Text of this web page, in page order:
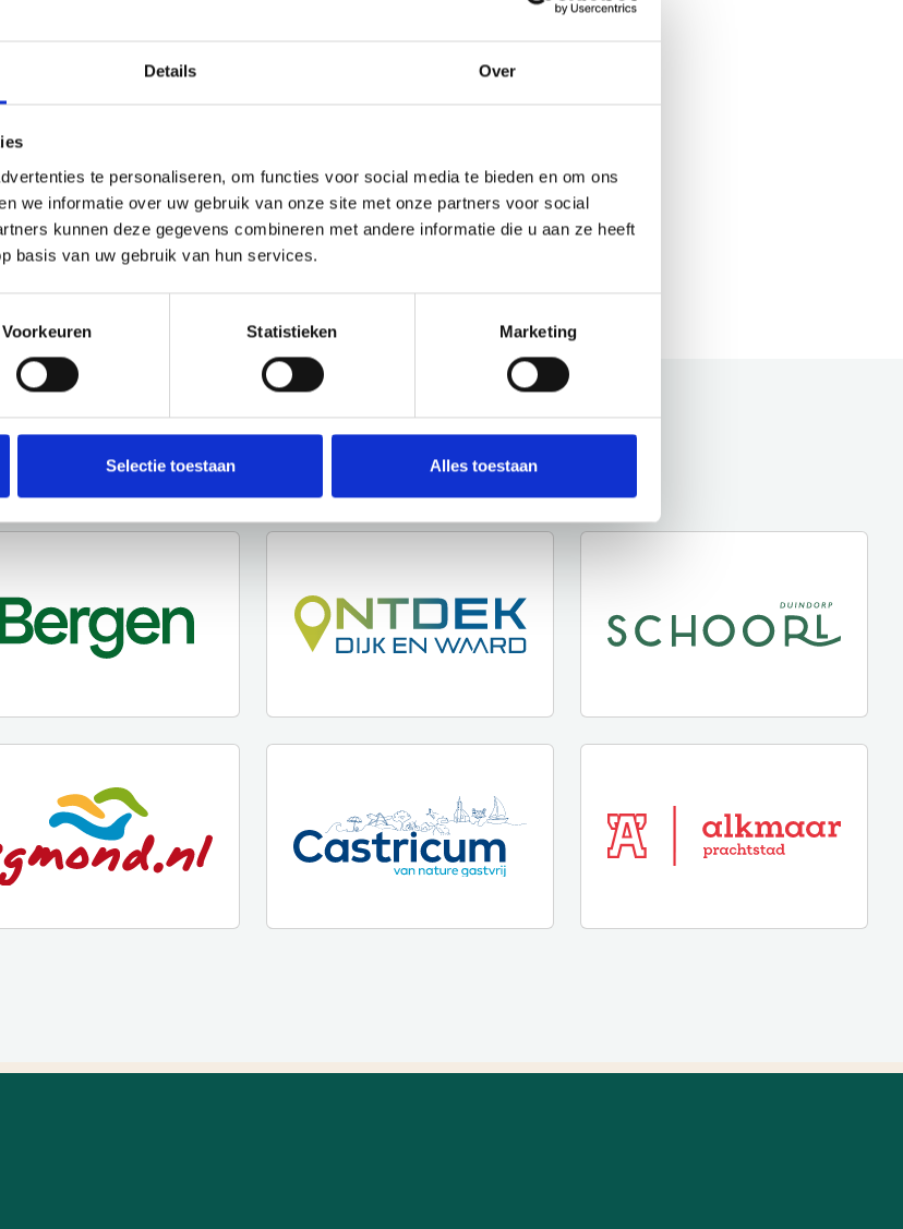
Details Over
te personaliseren, om functies voor social media te bieden en om ons
we informatie over uw gebruik van onze site met onze partners voor social
kunnen deze gegevens combineren met andere informatie die u aan ze heeft
basis van uw gebruik van hun services.
Voorkeuren Statistieken Marketing
Selectie toestaan Alles toestaan